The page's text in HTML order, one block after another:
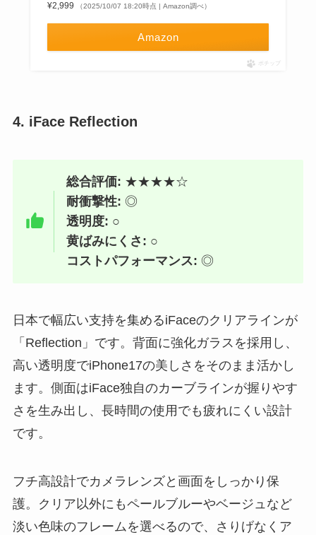
¥2,999
（2025/10/07 18:20時点 | Amazon調べ）
Amazon
ポチップ
4. iFace Reflection
総合評価: ★★★★☆
耐衝撃性: ◎
透明度: ○
黄ばみにくさ: ○
コストパフォーマンス: ◎
日本で幅広い支持を集めるiFaceのクリアラインが
「Reflection」です。背面に強化ガラスを採用し、
高い透明度でiPhone17の美しさをそのまま活かし
ます。側面はiFace独自のカーブラインが握りやす
さを生み出し、長時間の使用でも疲れにくい設計
です。
フチ高設計でカメラレンズと画面をしっかり保
護。クリア以外にもペールブルーやベージュなど
淡い色味のフレームを選べるので、さりげなくア